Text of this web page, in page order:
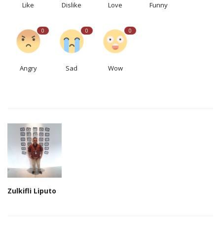
Like Dislike Love Funny
0
Angry
0
Sad
0
Wow
Zulkifli Liputo